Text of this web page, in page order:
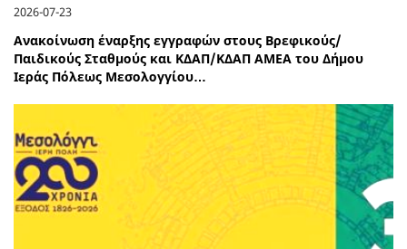
2026-07-23
Ανακοίνωση έναρξης εγγραφών στους Βρεφικούς/
Παιδικούς Σταθμούς και ΚΔΑΠ/ΚΔΑΠ ΑΜΕΑ του Δήμου
Ιεράς Πόλεως Μεσολογγίου…